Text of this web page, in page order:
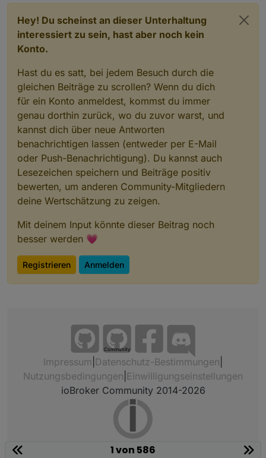
Hey! Du scheinst an dieser Unterhaltung
interessiert zu sein, hast aber noch kein
Konto.
Hast du es satt, bei jedem Besuch durch die
gleichen Beiträge zu scrollen? Wenn du dich
für ein Konto anmeldest, kommst du immer
genau dorthin zurück, wo du zuvor warst, und
kannst dich über neue Antworten
benachrichtigen lassen (entweder per E-Mail
oder Push-Benachrichtigung). Du kannst auch
Lesezeichen speichern und Beiträge positiv
bewerten, um anderen Community-Mitgliedern
deine Wertschätzung zu zeigen.
Mit deinem Input könnte dieser Beitrag noch
besser werden 💗
Registrieren Anmelden
Community
Impressum Datenschutz-Bestimmungen
Nutzungsbedingungen Einwilligungseinstellungen
ioBroker Community 2014-2026
1 von 586